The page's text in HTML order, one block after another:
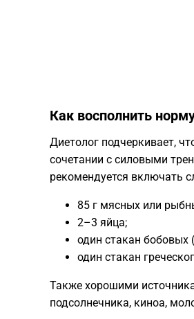
​Как восполнить
​Диетолог подчеркивает,
сочетании с силовыми
рекомендуется включать
​85 г мясных или
​2–3 яйца;
​один стакан бобовых
​один стакан
​Также хорошими
подсолнечника, киноа,